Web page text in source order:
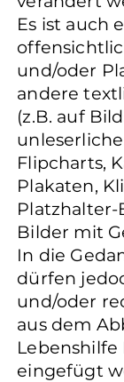
Es ist auch
und/oder
andere
(z.B. auf
Flipcharts,
Plakaten,
Platzhalter-
Bilder mit
In die
dürfen
und/oder
aus dem
eingefügt